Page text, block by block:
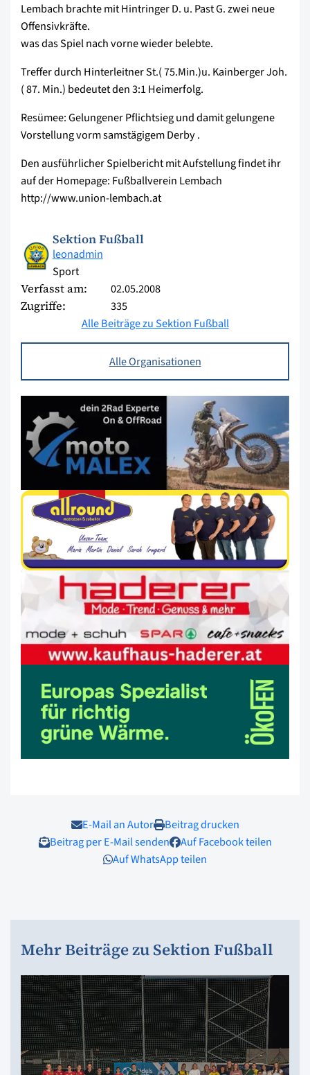
Lembach brachte mit Hintringer D. u. Past G. zwei neue
Offensivkräfte.
was das Spiel nach vorne wieder belebte.
Treffer durch Hinterleitner St.( 75.Min.)u. Kainberger Joh.
( 87. Min.) bedeutet den 3:1 Heimerfolg.
Resümee: Gelungener Pflichtsieg und damit gelungene
Vorstellung vorm samstägigem Derby .
Den ausführlicher Spielbericht mit Aufstellung findet ihr
auf der Homepage: Fußballverein Lembach
http://www.union-lembach.at
Sektion Fußball
leonadmin
Sport
Verfasst am: 02.05.2008
Zugriffe:
335
Alle Beiträge zu Sektion Fußball
Alle Organisationen
E-Mail an Autor
Beitrag drucken
Beitrag per E-Mail senden
Auf Facebook teilen
Auf WhatsApp teilen
Mehr Beiträge zu Sektion Fußball